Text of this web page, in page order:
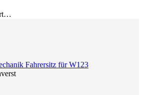
Fahrersitz für W123